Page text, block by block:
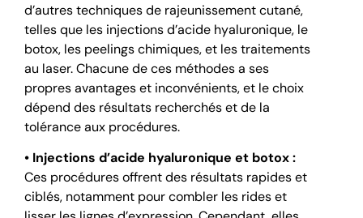
d’autres techniques de rajeunissement cutané,
telles que les injections d’acide hyaluronique, le
botox, les peelings chimiques, et les traitements
au laser. Chacune de ces méthodes a ses
propres avantages et inconvénients, et le choix
dépend des résultats recherchés et de la
tolérance aux procédures.
• Injections d’acide hyaluronique et botox :
Ces procédures offrent des résultats rapides et
ciblés, notamment pour combler les rides et